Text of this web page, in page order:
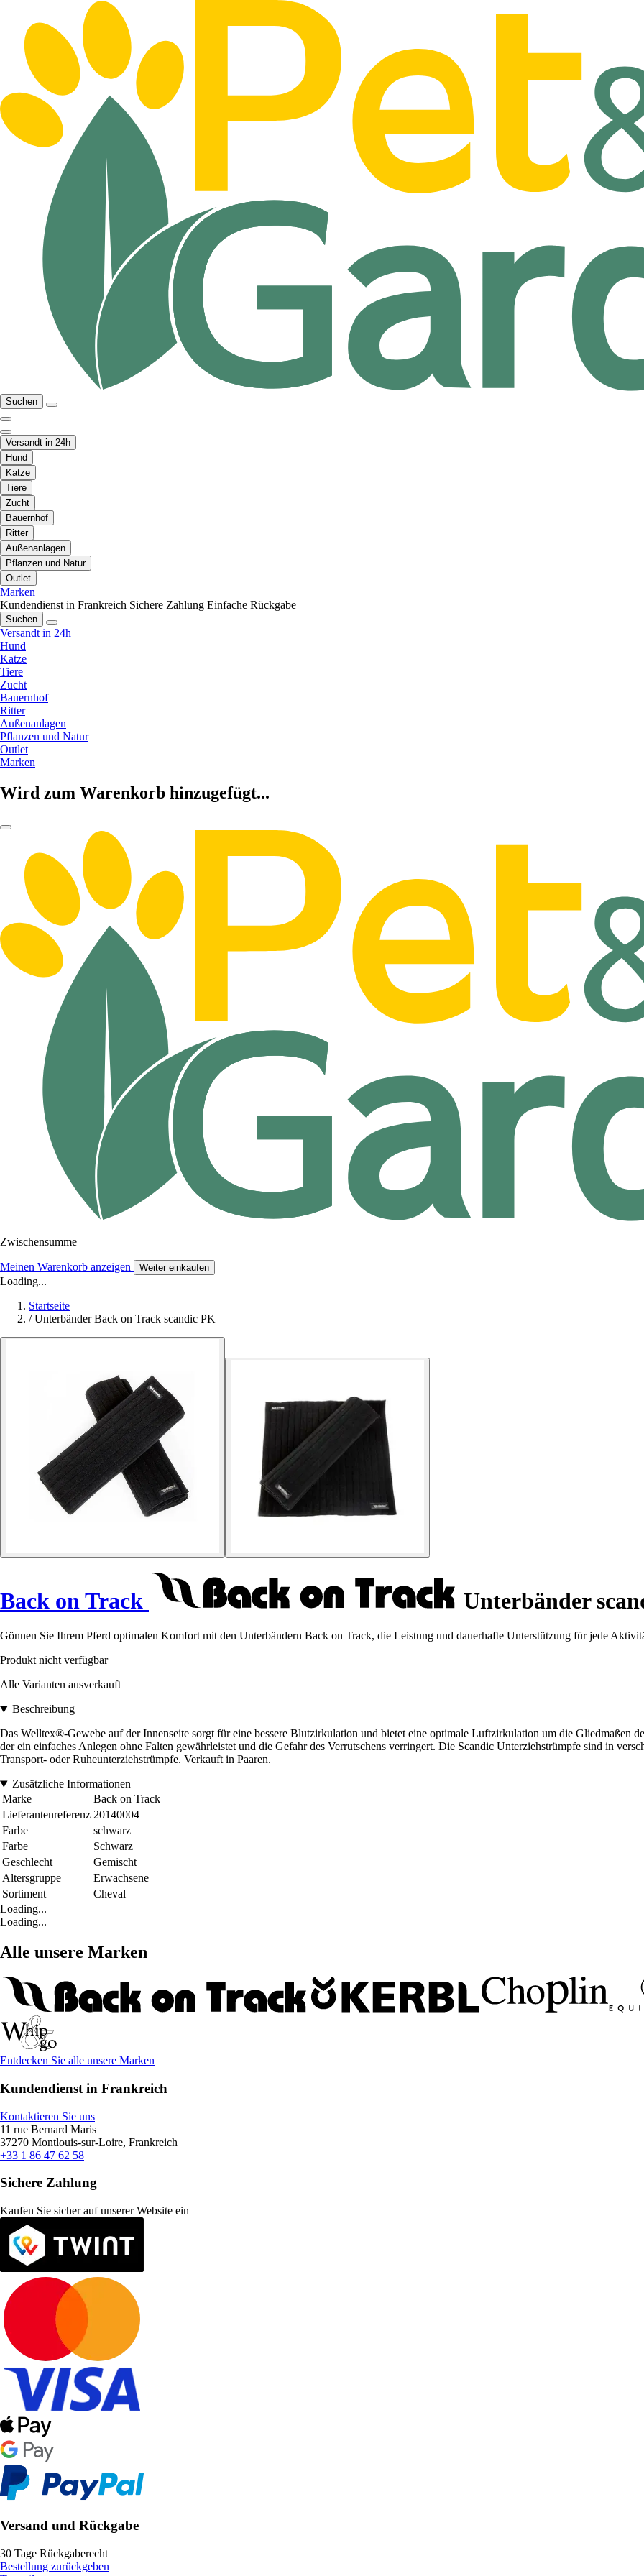
Suchen
Versandt in 24h
Hund
Katze
Tiere
Zucht
Bauernhof
Ritter
Außenanlagen
Pflanzen und Natur
Outlet
Marken
Kundendienst in Frankreich Sichere Zahlung Einfache Rückgabe
Suchen
Versandt in 24h
Hund
Katze
Tiere
Zucht
Bauernhof
Ritter
Außenanlagen
Pflanzen und Natur
Outlet
Marken
Wird zum Warenkorb hinzugefügt...
Zwischensumme
Meinen Warenkorb anzeigen Weiter einkaufen
Loading...
Startseite
/ Unterbänder Back on Track scandic PK
Back on Track Unterbänder
Gönnen Sie Ihrem Pferd optimalen Komfort mit den Unterbändern Back on Track, die Leistung und dauerhafte Unterstützung für jede
Produkt nicht verfügbar
Alle Varianten ausverkauft
Beschreibung
Das Welltex®-Gewebe auf der Innenseite sorgt für eine bessere Blutzirkulation und bietet eine optimale Luftzirkulation um die Gliedmaßen
der ein einfaches Anlegen ohne Falten gewährleistet und die Gefahr des Verrutschens verringert. Die Scandic Unterziehstrümpfe sind in
Transport- oder Ruheunterziehstrümpfe. Verkauft in Paaren.
Zusätzliche Informationen
Marke
Back on Track
Lieferantenreferenz 20140004
Farbe
schwarz
Farbe
Schwarz
Geschlecht
Gemischt
Altersgruppe
Erwachsene
Sortiment
Cheval
Loading...
Loading...
Alle unsere Marken
Entdecken Sie alle unsere Marken
Kundendienst in Frankreich
Kontaktieren Sie uns
11 rue Bernard Maris
37270 Montlouis-sur-Loire, Frankreich
+33 1 86 47 62 58
Sichere Zahlung
Kaufen Sie sicher auf unserer Website ein
Versand und Rückgabe
30 Tage Rückgaberecht
Bestellung zurückgeben